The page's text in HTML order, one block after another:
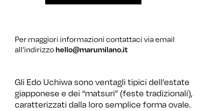
Per maggiori informazioni contattaci via email
all’indirizzo hello@marumilano.it
Gli Edo Uchiwa sono ventagli tipici dell’estate
giapponese e dei “matsuri” (feste tradizionali),
caratterizzati dalla loro semplice forma ovale.